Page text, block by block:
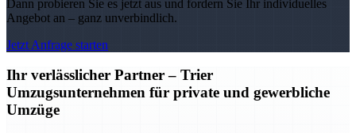
Dann probieren Sie es jetzt aus und fordern Sie Ihr individuelles
Angebot an – ganz unverbindlich.
Jetzt Anfrage starten
Ihr verlässlicher Partner – Trier
Umzugsunternehmen für private und gewerbliche
Umzüge